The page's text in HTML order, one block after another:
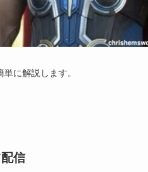
に解説します。
信